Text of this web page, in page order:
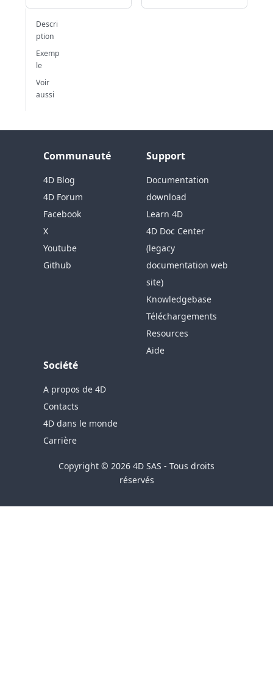
Descri
ption
Exemp
le
Voir
aussi
Communauté
4D Blog
4D Forum
Facebook
X
Youtube
Github
Support
Documentation
download
Learn 4D
4D Doc Center
(legacy
documentation web
site)
Knowledgebase
Téléchargements
Resources
Aide
Société
A propos de 4D
Contacts
4D dans le monde
Carrière
Copyright © 2026 4D SAS - Tous droits
réservés